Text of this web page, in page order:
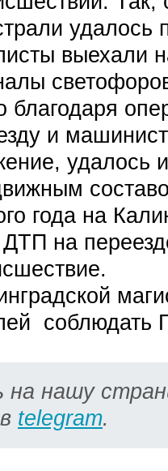
удалось
выехали
благодаря
и
удалось
года на
на
соблюдать
на нашу
telegram.